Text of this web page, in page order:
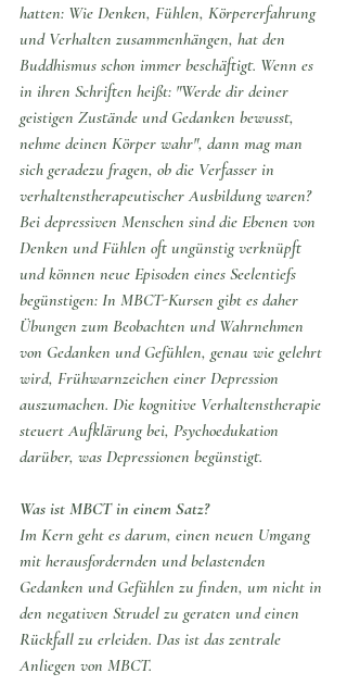
hatten: Wie Denken, Fühlen, Körpererfahrung
und Verhalten zusammenhängen, hat den
Buddhismus schon immer beschäftigt. Wenn es
in ihren Schriften heißt: "Werde dir deiner
geistigen Zustände und Gedanken bewusst,
nehme deinen Körper wahr", dann mag man
sich geradezu fragen, ob die Verfasser in
verhaltenstherapeutischer Ausbildung waren?
Bei depressiven Menschen sind die Ebenen von
Denken und Fühlen oft ungünstig verknüpft
und können neue Episoden eines Seelentiefs
begünstigen: In MBCT-Kursen gibt es daher
Übungen zum Beobachten und Wahrnehmen
von Gedanken und Gefühlen, genau wie gelehrt
wird, Frühwarnzeichen einer Depression
auszumachen. Die kognitive Verhaltenstherapie
steuert Aufklärung bei, Psychoedukation
darüber, was Depressionen begünstigt.
Was ist MBCT in einem Satz?
Im Kern geht es darum, einen neuen Umgang
mit herausfordernden und belastenden
Gedanken und Gefühlen zu finden, um nicht in
den negativen Strudel zu geraten und einen
Rückfall zu erleiden. Das ist das zentrale
Anliegen von MBCT.